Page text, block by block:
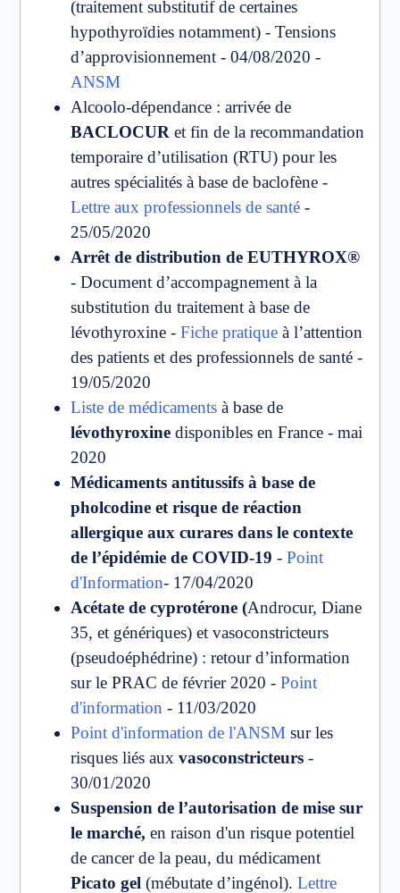
(traitement substitutif de certaines
hypothyroïdies notamment) - Tensions
d’approvisionnement - 04/08/2020 -
ANSM
Alcoolo-dépendance : arrivée de
BACLOCUR et fin de la recommandation
temporaire d’utilisation (RTU) pour les
autres spécialités à base de baclofène -
Lettre aux professionnels de santé -
25/05/2020
Arrêt de distribution de EUTHYROX®
- Document d’accompagnement à la
substitution du traitement à base de
lévothyroxine - Fiche pratique à l’attention
des patients et des professionnels de santé -
19/05/2020
Liste de médicaments à base de
lévothyroxine disponibles en France - mai
2020
Médicaments antitussifs à base de
pholcodine et risque de réaction
allergique aux curares dans le contexte
de l’épidémie de COVID-19 - Point
d'Information- 17/04/2020
Acétate de cyprotérone (Androcur, Diane
35, et génériques) et vasoconstricteurs
(pseudoéphédrine) : retour d’information
sur le PRAC de février 2020 - Point
d'information - 11/03/2020
Point d'information de l'ANSM sur les
risques liés aux vasoconstricteurs -
30/01/2020
Suspension de l’autorisation de mise sur
le marché, en raison d'un risque potentiel
de cancer de la peau, du médicament
Picato gel (mébutate d’ingénol). Lettre